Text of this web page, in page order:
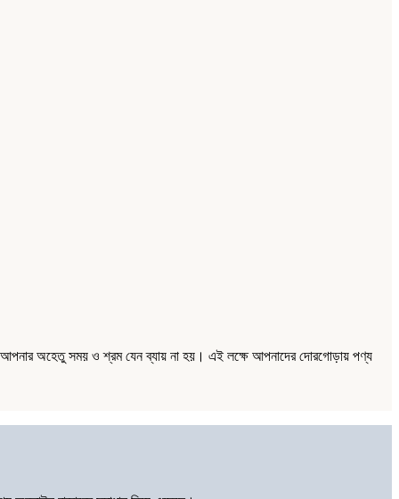
অহেতু সময় ও শ্রম যেন ব্যায় না হয়। এই লক্ষে আপনাদের দোরগোড়ায় পণ্য